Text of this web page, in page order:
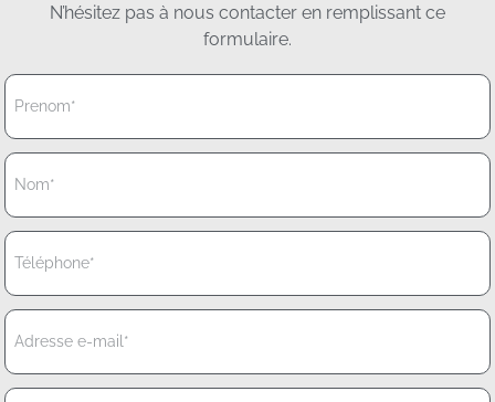
N’hésitez pas à nous contacter en remplissant ce
formulaire.